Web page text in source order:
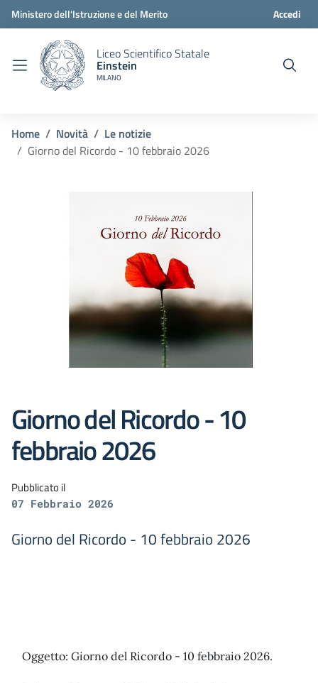
Ministero dell'Istruzione e del Merito Accedi
Liceo Scientifico Statale
Einstein
MILANO
Home Novità
Le notizie
Giorno del Ricordo - 10 febbraio 2026
Giorno del Ricordo - 10
febbraio 2026
Pubblicato il
07 Febbraio 2026
Giorno del Ricordo - 10 febbraio 2026
Oggetto: Giorno del Ricordo - 10 febbraio 2026.